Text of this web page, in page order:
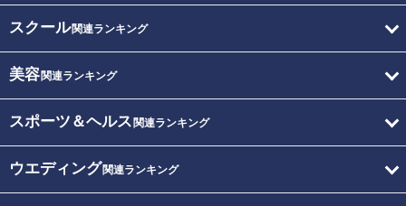
スクール関連ランキング
美容関連ランキング
スポーツ＆ヘルス 関連ランキング
ウエディング関連ランキング